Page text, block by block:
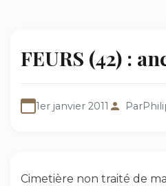
FEURS (42) :
1er janvier 2011 Par
Cimetière non traité de